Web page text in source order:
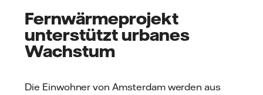
Fernwärmeprojekt
unterstützt urbanes
Wachstum
Die Einwohner von Amsterdam werden aus